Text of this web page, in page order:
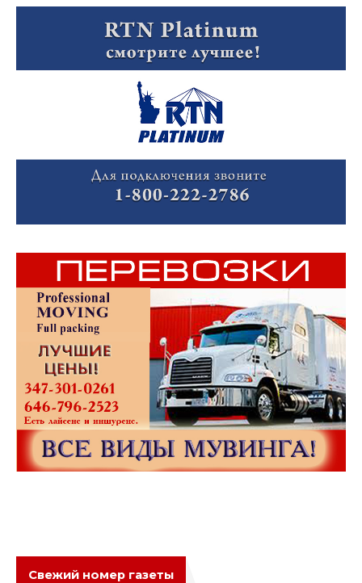
Свежий номер газеты